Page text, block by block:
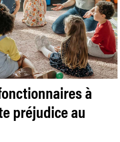
à
préjudice au